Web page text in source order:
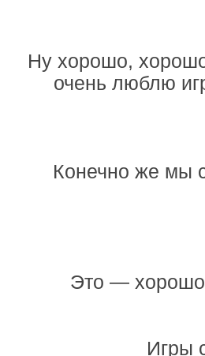
Ну хорошо,
очень люблю
Конечно же мы
Это —
Игры